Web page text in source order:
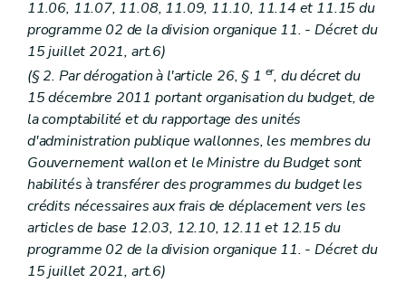
11.06, 11.07, 11.08, 11.09, 11.10, 11.14 et 11.15 du
programme 02 de la division organique 11. - Décret du
15 juillet 2021, art.6)
(§ 2. Par dérogation à l'article 26, § 1 er, du décret du
15 décembre 2011 portant organisation du budget, de
la comptabilité et du rapportage des unités
d'administration publique wallonnes, les membres du
Gouvernement wallon et le Ministre du Budget sont
habilités à transférer des programmes du budget les
crédits nécessaires aux frais de déplacement vers les
articles de base 12.03, 12.10, 12.11 et 12.15 du
programme 02 de la division organique 11. - Décret du
15 juillet 2021, art.6)